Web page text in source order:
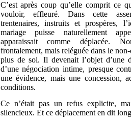
C’est après coup qu’elle comprit ce
vouloir, effleuré. Dans cette
trentenaires, instruits et prospères,
mariage puisse naturellement
apparaissait comme déplacée.
frontalement, mais reléguée dans le
plus de soi. Il devenait l’objet d’une
d’une négociation intime, presque
une évidence, mais une concession,
conditions.
Ce n’était pas un refus explicite,
silencieux. Et ce déplacement en dit